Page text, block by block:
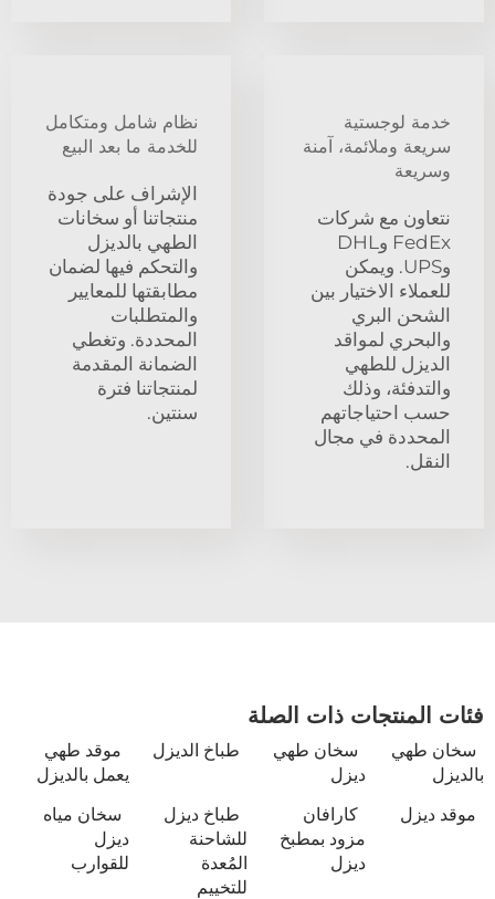
خدمة لوجستية
سريعة وملائمة، آمنة
وسريعة
نتعاون مع شركات
FedEx وDHL
وUPS. ويمكن
للعملاء الاختيار بين
الشحن البري
والبحري لمواقد
الديزل للطهي
والتدفئة، وذلك
حسب احتياجاتهم
المحددة في مجال
النقل.
نظام شامل ومتكامل
للخدمة ما بعد البيع
الإشراف على جودة
منتجاتنا أو سخانات
الطهي بالديزل
والتحكم فيها لضمان
مطابقتها للمعايير
والمتطلبات
المحددة. وتغطي
الضمانة المقدمة
لمنتجاتنا فترة
سنتين.
فئات المنتجات ذات الصلة
سخان طهي
بالديزل
سخان طهي
ديزل
طباخ الديزل
موقد طهي
يعمل بالديزل
موقد ديزل
كارافان
مزود بمطبخ
ديزل
طباخ ديزل
للشاحنة
المُعدة
للتخييم
سخان مياه
ديزل
للقوارب